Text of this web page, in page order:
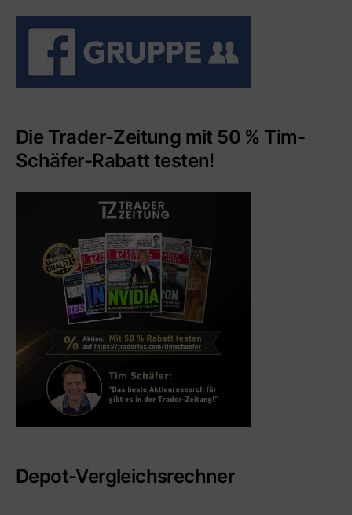
Die Trader-Zeitung mit 50 % Tim-
Schäfer-Rabatt testen!
Depot-Vergleichsrechner